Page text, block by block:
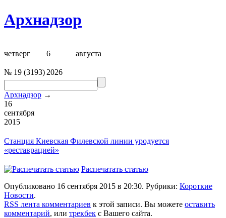
Архнадзор
четверг 6 августа
№ 19 (3193) 2026
Архнадзор →
16
сентября
2015
Станция Киевская Филевской линии уродуется
«реставрацией»
Распечатать статью
Опубликовано 16 сентября 2015 в 20:30. Рубрики: Короткие
Новости.
RSS лента комментариев к этой записи. Вы можете оставить
комментарий, или трекбек с Вашего сайта.